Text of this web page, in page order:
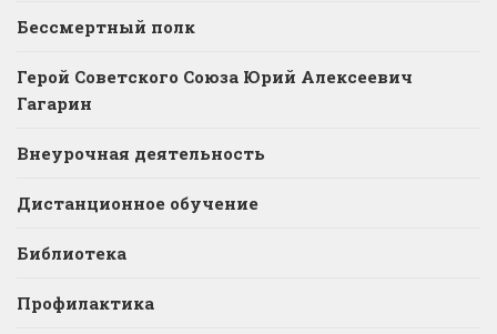
Бессмертный полк
Герой Советского Союза Юрий Алексеевич
Гагарин
Внеурочная деятельность
Дистанционное обучение
Библиотека
Профилактика